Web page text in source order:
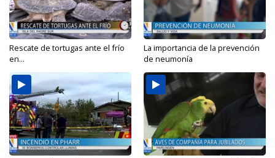
Rescate de tortugas ante el frío
en...
La importancia de la prevención
de neumonía